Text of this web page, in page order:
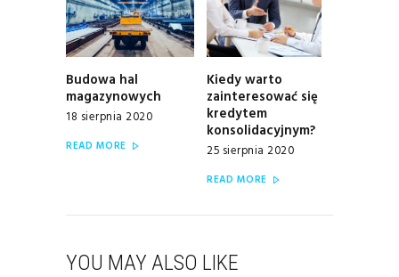
Previous
post:
Budowa hal
magazynowych
18 sierpnia 2020
READ MORE
Next
post:
Kiedy warto
zainteresować się
kredytem
konsolidacyjnym?
25 sierpnia 2020
READ MORE
YOU MAY ALSO LIKE